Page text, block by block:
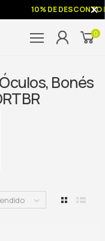
10% DE DESCONTO
0
Bonés